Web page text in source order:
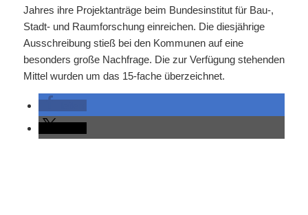
Jahres ihre Projektanträge beim Bundesinstitut für Bau-,
Stadt- und Raumforschung einreichen. Die diesjährige
Ausschreibung stieß bei den Kommunen auf eine
besonders große Nachfrage. Die zur Verfügung stehenden
Mittel wurden um das 15-fache überzeichnet.